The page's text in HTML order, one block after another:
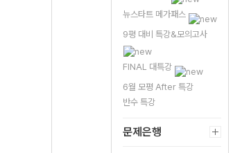
뉴스타트 메가패스
9평 대비 특강&모의고사
FINAL 대특강
6월 모평 After 특강
반수 특강
문제은행